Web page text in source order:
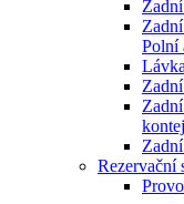
Polní
Rezervační